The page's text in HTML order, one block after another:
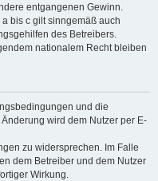
entgangenen Gewinn.
bis c gilt sinngemäß auch
des Betreibers.
nationalem Recht bleiben
und die
wird dem Nutzer per E-
zu widersprechen. Im Falle
dem Betreiber und dem Nutzer
Wirkung.